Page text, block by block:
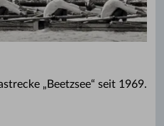
„Beetzsee“ seit 1969.